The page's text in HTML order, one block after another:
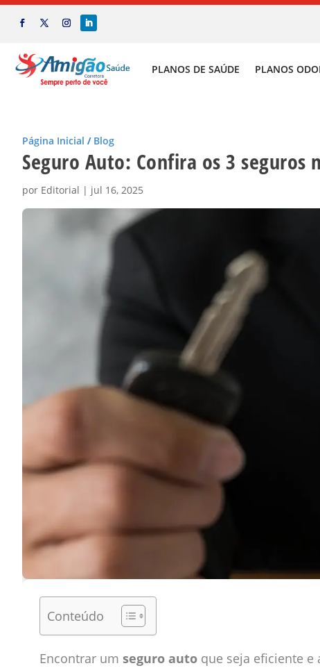
PLANOS DE SAÚDE PLANOS
Página Inicial / Blog
Seguro Auto: Confira os 3 seguros
por Editorial | jul 16, 2025
Conteúdo
Encontrar um seguro auto que seja eficiente e